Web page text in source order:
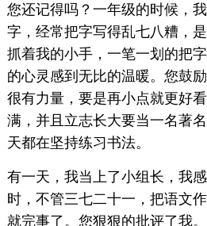
您还记得吗？一年级的时候，
字，经常把字写得乱七八糟，
抓着我的小手，一笔一划的把
的心灵感到无比的温暖。您鼓
很有力量，要是再小点就更好
满，并且立志长大要当一名著
天都在坚持练习书法。
有一天，我当上了小组长，我
时，不管三七二十一，把语文
就完事了。您狠狠的批评了我